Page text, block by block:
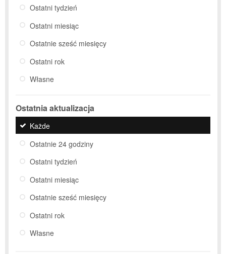
Ostatni tydzień
Ostatni miesiąc
Ostatnie sześć miesięcy
Ostatni rok
Własne
Ostatnia aktualizacja
Każde
Ostatnie 24 godziny
Ostatni tydzień
Ostatni miesiąc
Ostatnie sześć miesięcy
Ostatni rok
Własne